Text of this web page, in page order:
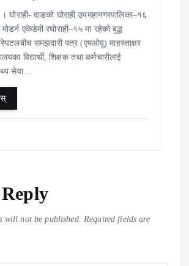
घोराही- दाङको घोराही उपमहानगरपालिका–१६
मोडर्न एकेडेमी रघोराही–१५ मा रहेको बुद्ध
समझदारी पत्र (एमओयू) माहस्ताक्षर
विद्यार्थी, शिक्षक तथा कर्मचारीलाई
सेवा…
will not be published. Required fields are